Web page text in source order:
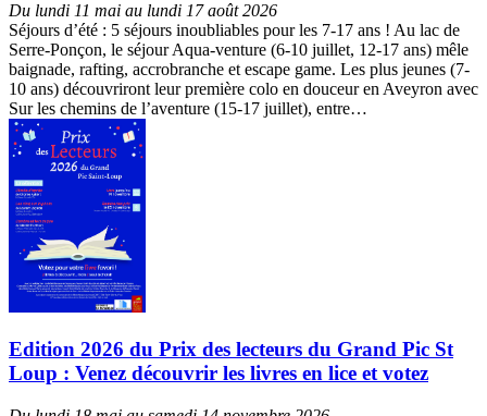
Du lundi 11 mai au lundi 17 août 2026
Séjours d’été : 5 séjours inoubliables pour les 7-17 ans ! Au lac de
Serre-Ponçon, le séjour Aqua-venture (6-10 juillet, 12-17 ans) mêle
baignade, rafting, accrobranche et escape game. Les plus jeunes (7-
10 ans) découvriront leur première colo en douceur en Aveyron avec
Sur les chemins de l’aventure (15-17 juillet), entre…
Edition 2026 du Prix des lecteurs du Grand Pic St
Loup : Venez découvrir les livres en lice et votez